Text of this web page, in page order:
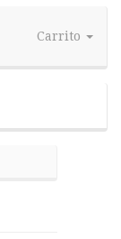
Carrito